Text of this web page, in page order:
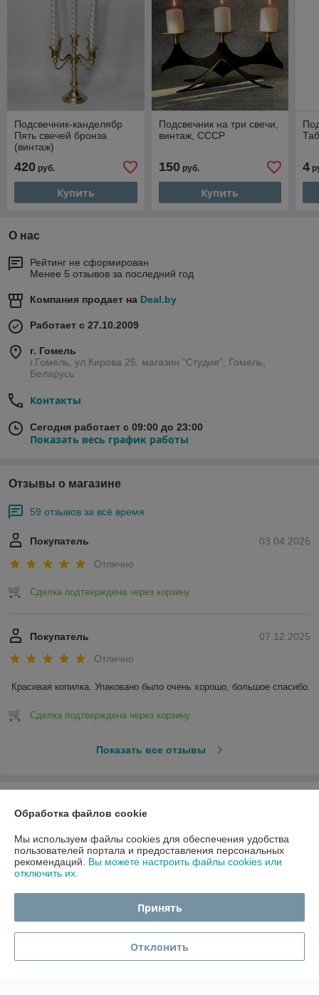
Подсвечник-канделябр
Пять свечей бронза
(винтаж)
420 руб.
Купить
Подсвечник на три свечи,
винтаж, СССР
150руб.
Купить
4
О нас
Рейтинг не сформирован
Менее 5 отзывов за последний год
Компания продает на Deal.by
Работает с 27.10.2009
г. Гомель
г.Гомель, ул.Кирова 25, магазин "Студия", Гомель,
Беларусь
Контакты
Сегодня работает с 09:00 до 23:00
Показать весь график работы
Отзывы о магазине
59 отзывов за всё время
03.04.2026
Покупатель
Отлично
Сделка подтверждена через корзину
07.12.2025
Покупатель
Отлично
Красивая копилка. Упаковано было очень хорошо, большое спасибо.
Сделка подтверждена через корзину
Показать все отзывы
Доставка и оплата
Полная версия сайта
Обработка файлов cookie
Мы используем файлы cookies для обеспечения удобства
пользователей портала и предоставления персональных
рекомендаций. Вы можете настроить файлы cookies или
отключить их.
Принять
Отклонить